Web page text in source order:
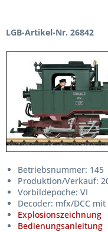
LGB-Artikel-Nr. 26842
Betriebsnummer: 145
Produktion/Verkauf:
Vorbildepoche: VI
Decoder: mfx/DCC
Explosionszeichnung
Bedienungsanleitung